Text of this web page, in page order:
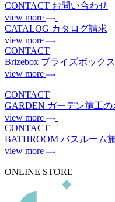
CONTACT お問い合わせ
view more
CATALOG カタログ請求
view more
CONTACT
Brizebox ブライズボック
view more
CONTACT
GARDEN ガーデン施工
view more
CONTACT
BATHROOM バスルーム
view more
ONLINE STORE